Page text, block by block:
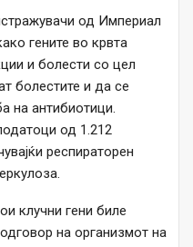
од Империал
гените во крвта
и болести со цел
болестите и да се
на антибиотици.
од 1.212
респираторен
клучни гени биле
на организмот на